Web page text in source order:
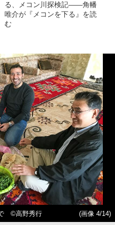
る、メコン川探検記――角幡
唯介が『メコンを下る』を読
む
で ©高野秀行
(画像 4/14)